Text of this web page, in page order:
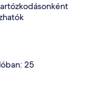
25